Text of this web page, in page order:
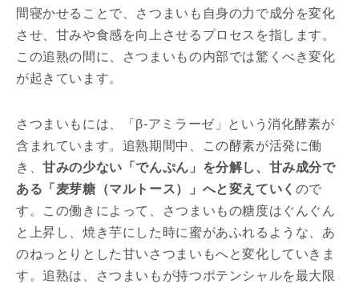
間寝かせることで、さつまいも自身の力で成分を変化
させ、甘みや食感を向上させるプロセスを指します。
この追熟の間に、さつまいもの内部では驚くべき変化
が起きています。
さつまいもには、「β-アミラーゼ」という消化酵素が
含まれています。追熟期間中、この酵素が活発に働
き、甘みの少ない「でんぷん」を分解し、甘み成分で
ある「麦芽糖（マルトース）」へと変えていく ので
す。この働きによって、さつまいもの糖度はぐんぐん
と上昇し、焼き芋にした時に蜜があふれるような、あ
のねっとりとした甘いさつまいもへと変化していきま
す。追熟は、さつまいもが持つポテンシャルを最大限